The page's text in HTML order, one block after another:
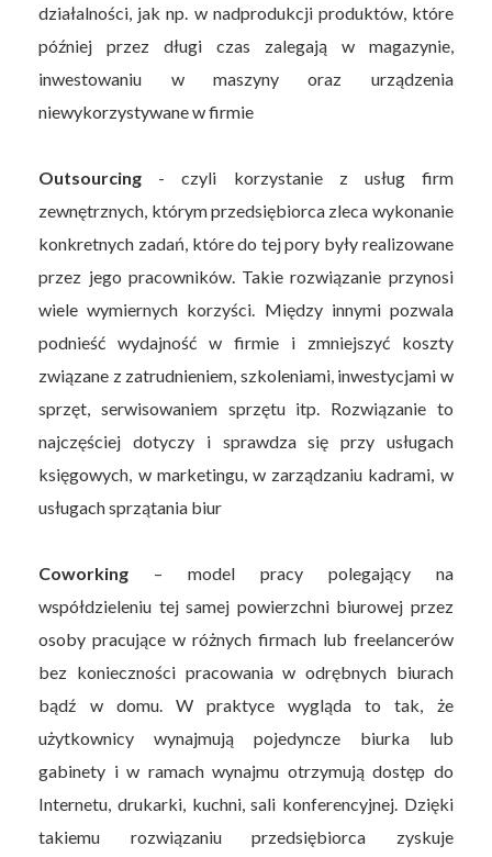
działalności, jak np. w nadprodukcji produktów, które
później przez długi czas zalegają w magazynie,
inwestowaniu w maszyny oraz urządzenia
niewykorzystywane w firmie
Outsourcing - czyli korzystanie z usług firm
zewnętrznych, którym przedsiębiorca zleca wykonanie
konkretnych zadań, które do tej pory były realizowane
przez jego pracowników. Takie rozwiązanie przynosi
wiele wymiernych korzyści. Między innymi pozwala
podnieść wydajność w firmie i zmniejszyć koszty
związane z zatrudnieniem, szkoleniami, inwestycjami w
sprzęt, serwisowaniem sprzętu itp. Rozwiązanie to
najczęściej dotyczy i sprawdza się przy usługach
księgowych, w marketingu, w zarządzaniu kadrami, w
usługach sprzątania biur
Coworking – model pracy polegający na
współdzieleniu tej samej powierzchni biurowej przez
osoby pracujące w różnych firmach lub freelancerów
bez konieczności pracowania w odrębnych biurach
bądź w domu. W praktyce wygląda to tak, że
użytkownicy wynajmują pojedyncze biurka lub
gabinety i w ramach wynajmu otrzymują dostęp do
Internetu, drukarki, kuchni, sali konferencyjnej. Dzięki
takiemu rozwiązaniu przedsiębiorca zyskuje